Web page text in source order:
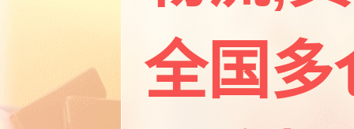
全国多